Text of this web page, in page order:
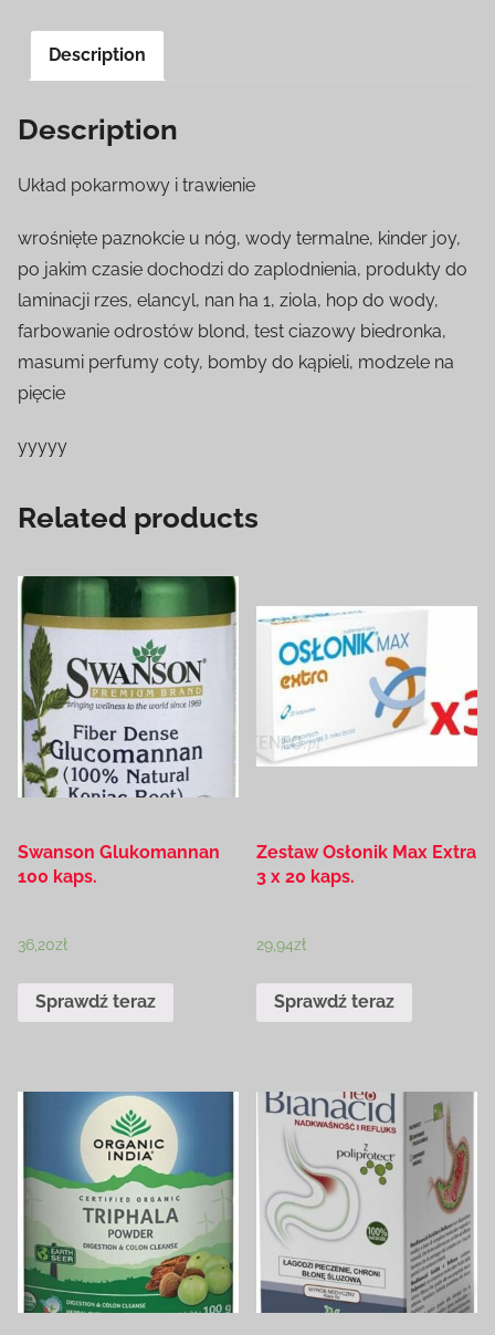
Description
Description
Układ pokarmowy i trawienie
wrośnięte paznokcie u nóg, wody termalne, kinder joy,
po jakim czasie dochodzi do zaplodnienia, produkty do
laminacji rzes, elancyl, nan ha 1, ziola, hop do wody,
farbowanie odrostów blond, test ciazowy biedronka,
masumi perfumy coty, bomby do kąpieli, modzele na
pięcie
yyyyy
Related products
Swanson Glukomannan
100 kaps.
36,20zł
Sprawdź teraz
Zestaw Osłonik Max Extra
3 x 20 kaps.
29,94zł
Sprawdź teraz